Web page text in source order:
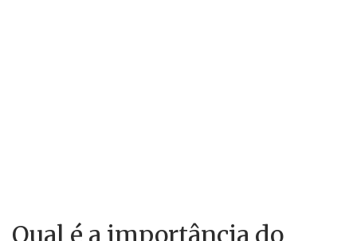
Qual é a importância do